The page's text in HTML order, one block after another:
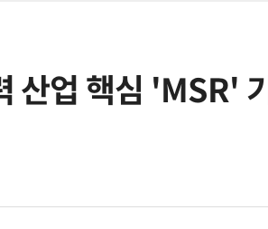
산업 핵심 'MSR'
6
전남광주시
빛 신호 한